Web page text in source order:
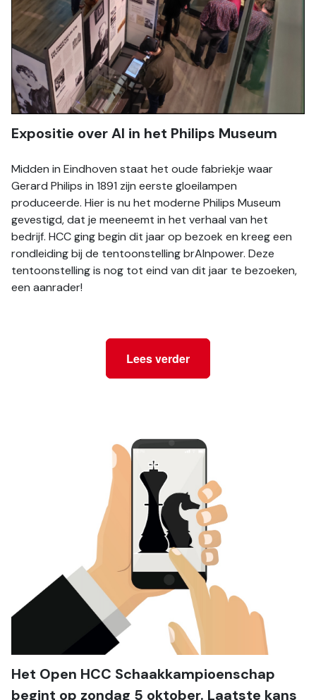
Expositie over AI in het Philips Museum
Midden in Eindhoven staat het oude fabriekje waar
Gerard Philips in 1891 zijn eerste gloeilampen
produceerde. Hier is nu het moderne Philips Museum
gevestigd, dat je meeneemt in het verhaal van het
bedrijf. HCC ging begin dit jaar op bezoek en kreeg een
rondleiding bij de tentoonstelling brAInpower. Deze
tentoonstelling is nog tot eind van dit jaar te bezoeken,
een aanrader!
Lees verder
Het Open HCC Schaakkampioenschap
begint op zondag 5 oktober. Laatste kans